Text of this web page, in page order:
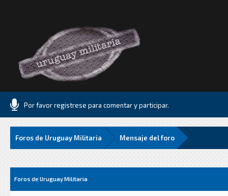
Por favor registrese para comentar y participar.
Foros de Uruguay Militaria Mensaje del foro
Foros de Uruguay Militaria